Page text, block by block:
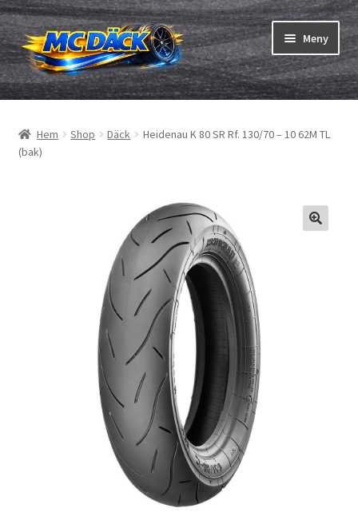
Hoppa
till
navigering
Hoppa
till
innehåll
Meny
Däck
Slangar & fälgband
Hem Shop Däck
Heidenau K 80 SR Rf. 130/70 – 10 62M TL
(bak)